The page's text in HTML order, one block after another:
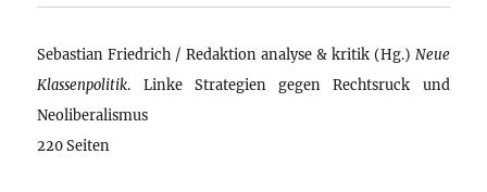
Sebastian Friedrich / Redaktion analyse & kritik (Hg.) Neue
Klassenpolitik. Linke Strategien gegen Rechtsruck und
Neoliberalismus
220 Seiten